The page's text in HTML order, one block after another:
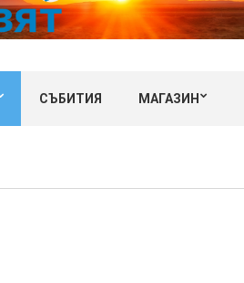
СЪБИТИЯ МАГАЗИН